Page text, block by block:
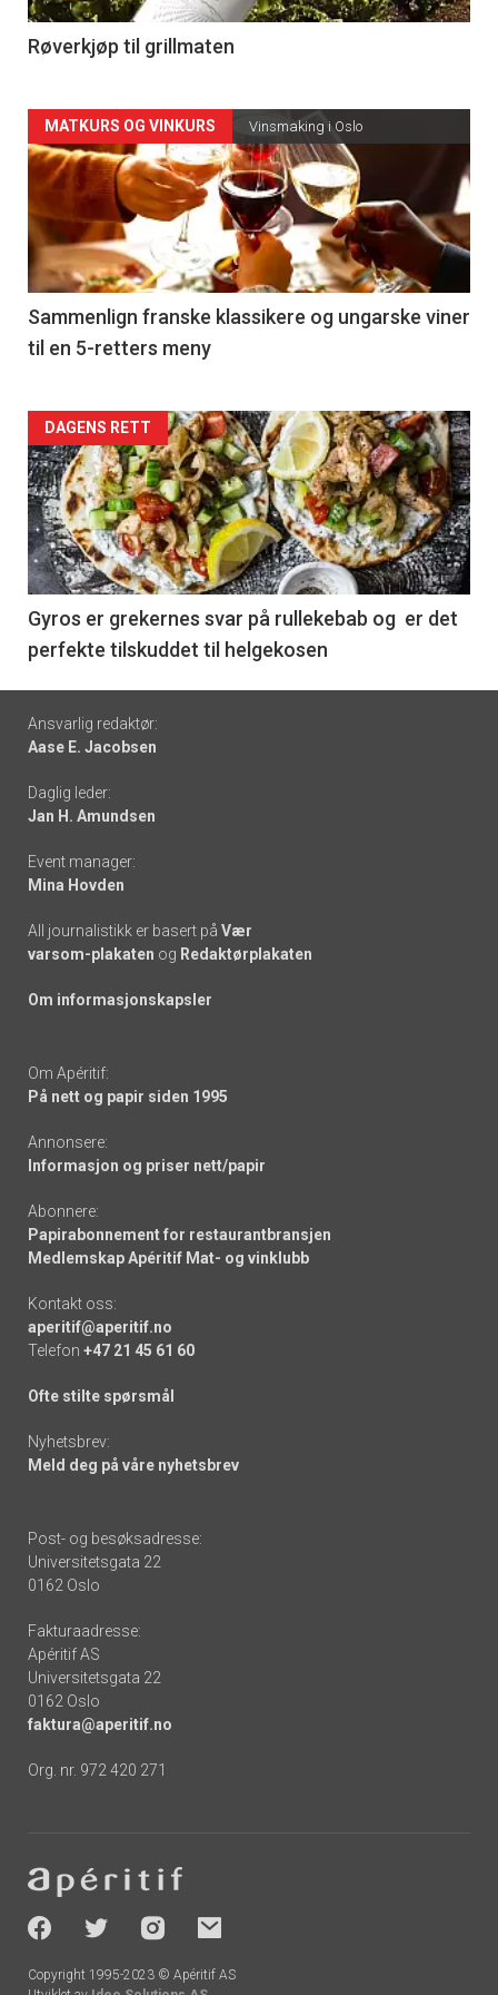
4
Røverkjøp til grillmaten
Forsiden
akkurat
nå
-
5
MATKURS OG VINKURS Vinsmaking i Oslo
Sammenlign franske klassikere og ungarske viner
til en 5-retters meny
Forsiden
akkurat
nå
-
6
DAGENS RETT
Gyros er grekernes svar på rullekebab og er det
perfekte tilskuddet til helgekosen
Footer
-
links
Ansvarlig redaktør:
Aase E. Jacobsen
Daglig leder:
Jan H. Amundsen
Event manager:
Mina Hovden
All journalistikk er basert på Vær
varsom-plakaten og Redaktørplakaten
Om informasjonskapsler
Om Apéritif:
På nett og papir siden 1995
Annonsere:
Informasjon og priser nett/papir
Abonnere:
Papirabonnement for restaurantbransjen
Medlemskap Apéritif Mat- og vinklubb
Kontakt oss:
aperitif@aperitif.no
Telefon +47 21 45 61 60
Ofte stilte spørsmål
Nyhetsbrev:
Meld deg på våre nyhetsbrev
Post- og besøksadresse:
Universitetsgata 22
0162 Oslo
Fakturaadresse:
Apéritif AS
Universitetsgata 22
0162 Oslo
faktura@aperitif.no
Org. nr. 972 420 271
-
socials
Copyright 1995-2023 © Apéritif AS